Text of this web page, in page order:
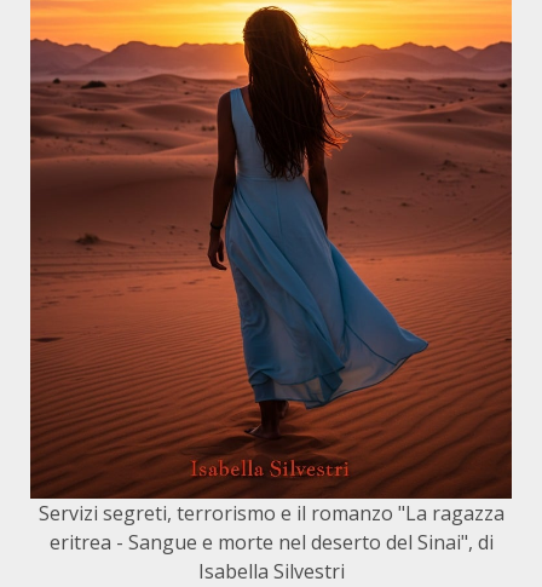
Servizi segreti, terrorismo e il romanzo "La ragazza
eritrea - Sangue e morte nel deserto del Sinai", di
Isabella Silvestri